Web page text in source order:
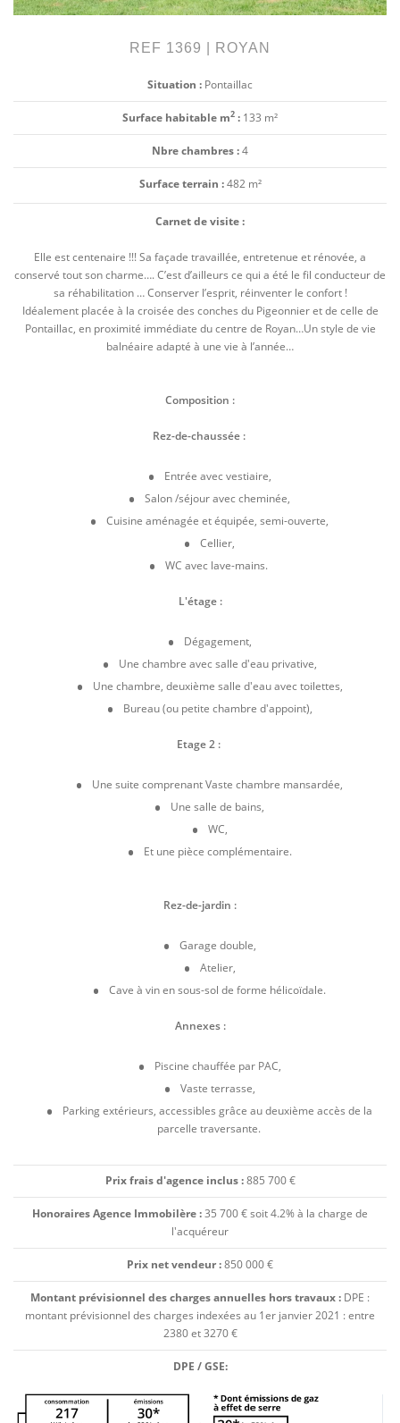
REF 1369 | ROYAN
Situation : Pontaillac
Surface habitable m2 : 133 m²
Nbre chambres :4
Surface terrain :482 m²
Carnet de visite :
Elle est centenaire !!! Sa façade travaillée, entretenue et rénovée, a
conservé tout son charme…. C’est d’ailleurs ce qui a été le fil conducteur de
sa réhabilitation … Conserver l’esprit, réinventer le confort !
Idéalement placée à la croisée des conches du Pigeonnier et de celle de
Pontaillac, en proximité immédiate du centre de Royan…Un style de vie
balnéaire adapté à une vie à l’année…
Composition :
Rez-de-chaussée :
Entrée avec vestiaire,
Salon /séjour avec cheminée,
Cuisine aménagée et équipée, semi-ouverte,
Cellier,
WC avec lave-mains.
L'étage :
Dégagement,
Une chambre avec salle d'eau privative,
Une chambre, deuxième salle d'eau avec toilettes,
Bureau (ou petite chambre d'appoint),
Etage 2 :
Une suite comprenant Vaste chambre mansardée,
Une salle de bains,
WC,
Et une pièce complémentaire.
Rez-de-jardin :
Garage double,
Atelier,
Cave à vin en sous-sol de forme hélicoïdale.
Annexes :
Piscine chauffée par PAC,
Vaste terrasse,
Parking extérieurs, accessibles grâce au deuxième accès de la
parcelle traversante.
Prix frais d'agence inclus :885 700 €
Honoraires Agence Immobilère :35 700 € soit 4.2% à la charge de
l'acquéreur
Prix net vendeur :850 000 €
Montant prévisionnel des charges annuelles hors travaux : DPE :
montant prévisionnel des charges indexées au 1er janvier 2021 : entre
2380 et 3270 €
DPE / GSE: